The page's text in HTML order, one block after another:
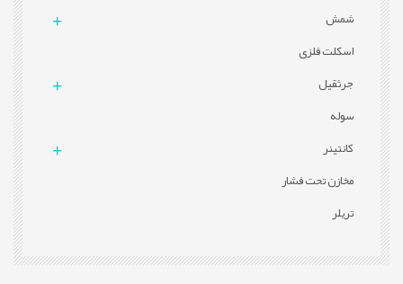
شمش
اسکلت فلزی
جرثقیل
سوله
کانتینر
مخازن تحت فشار
تریلر